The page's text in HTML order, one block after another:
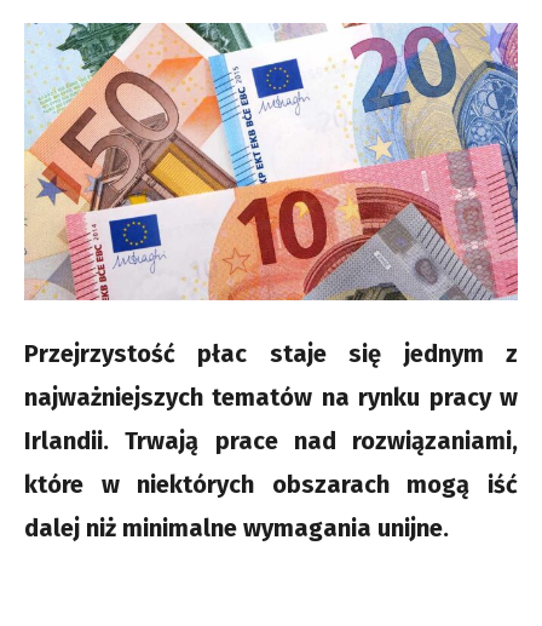
Przejrzystość płac staje się jednym z
najważniejszych tematów na rynku pracy w
Irlandii. Trwają prace nad rozwiązaniami,
które w niektórych obszarach mogą iść
dalej niż minimalne wymagania unijne.